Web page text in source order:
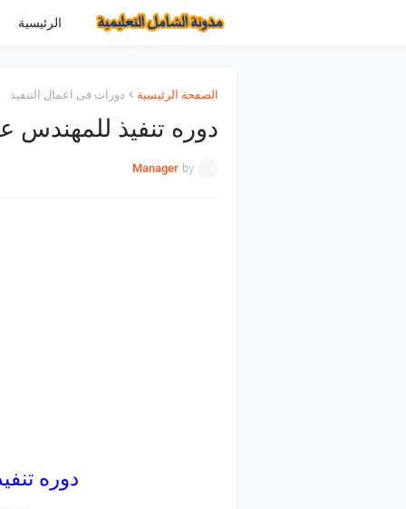
الرئيسية
الصفحة الرئيسية دورات فى اعمال التنفيذ
دوره تنفيذ للمهندس
by
Manager
دوره